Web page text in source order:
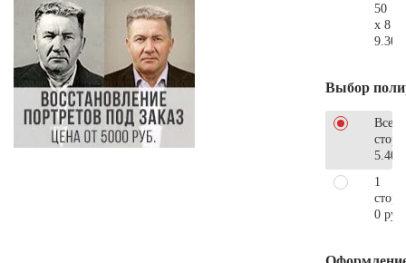
50
x 8
Выбор
Все
1
0 руб.